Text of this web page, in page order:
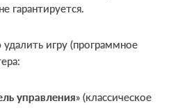
гарантируется.
игру (программное
управления» (классическое